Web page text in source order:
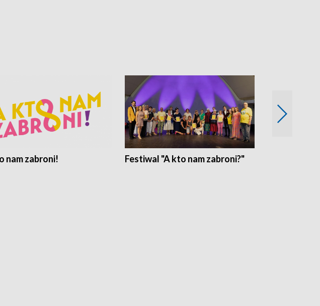
nam zabroni! Festiwal "A kto nam zabroni?"